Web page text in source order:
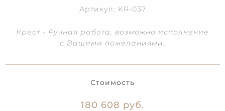
Артикул: KR-037
Крест - Ручная работа, возможно исполнение
с Вашими пожеланиями.
Стоимость
180 608 руб.